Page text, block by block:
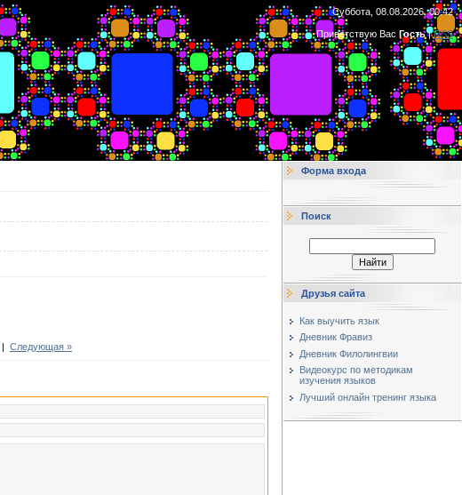
Суббота, 08.08.2026, 00:42
Приветствую Вас Гость|RSS
| Следующая »
Форма входа
Поиск
Друзья сайта
Как выучить язык
Дневник Фравиз
Дневник Филолингвии
Видеокурс по методикам
изучения языков
Лучший онлайн тренинг языка